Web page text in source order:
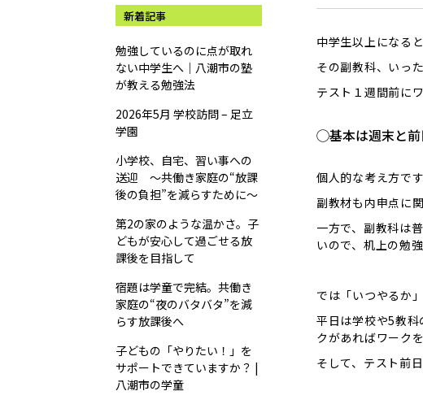
新着記事
勉強しているのに点が取れ
ない中学生へ｜八潮市の塾
が教える勉強法
2026年5月 学校訪問 – 足立
学園
小学校、自宅、習い事への
送迎 ～共働き家庭の“放課
後の負担”を減らすために～
第2の家のような温かさ。子
どもが安心して過ごせる放
課後を目指して
宿題は学童で完結。共働き
家庭の“夜のバタバタ”を減
らす放課後へ
子どもの「やりたい！」を
サポートできていますか？ |
八潮市の学童
中学生以上になる
その副教科、いっ
テスト１週間前に
◯基本は週末と前
個人的な考え方です
副教材も内申点に
一方で、副教科は
いので、机上の勉
では「いつやるか
平日は学校や5教
クがあればワーク
そして、テスト前